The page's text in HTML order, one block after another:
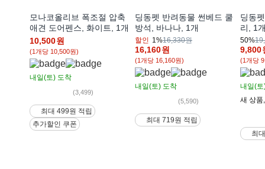
모나코올리브 폭조절 압축
애견 도어펜스, 화이트, 1개
10,500원
(1개당 10,500원)
내일(토) 도착
(3,499)
최대 499원 적립
추가할인 쿠폰
딩동펫 반려동물 썬베드 쿨
방석, 바나나, 1개
할인 1%16,330원
16,160원
(1개당 16,160원)
내일(토) 도착
(5,590)
최대 719원 적립
딩동
리, 1
50%
9,800
(1개당
내일(
새 상품
최